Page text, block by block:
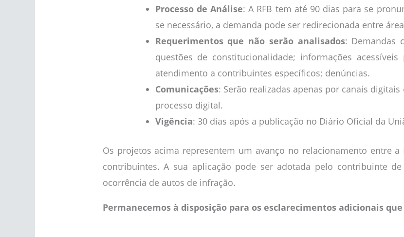
Processo de Análise: A RFB tem até 90 dias para se
se necessário, a demanda pode ser redirecionada entre
Requerimentos que não serão analisados: Demandas
questões de constitucionalidade; informações
atendimento a contribuintes específicos; denúncias.
Comunicações: Serão realizadas apenas por canais
processo digital.
Vigência: 30 dias após a publicação no Diário Oficial da
Os projetos acima representem um avanço no relacionamento entre a
contribuintes. A sua aplicação pode ser adotada pelo contribuinte
ocorrência de autos de infração.
Permanecemos à disposição para os esclarecimentos adicionais